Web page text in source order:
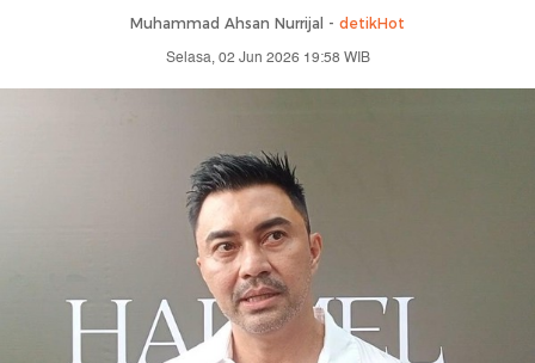
Muhammad Ahsan Nurrijal - detikHot
Selasa, 02 Jun 2026 19:58 WIB